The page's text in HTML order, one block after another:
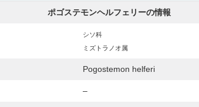
ポゴステモンヘルフェリーの情報
シソ科
ミズトラノオ属
Pogostemon helferi
–